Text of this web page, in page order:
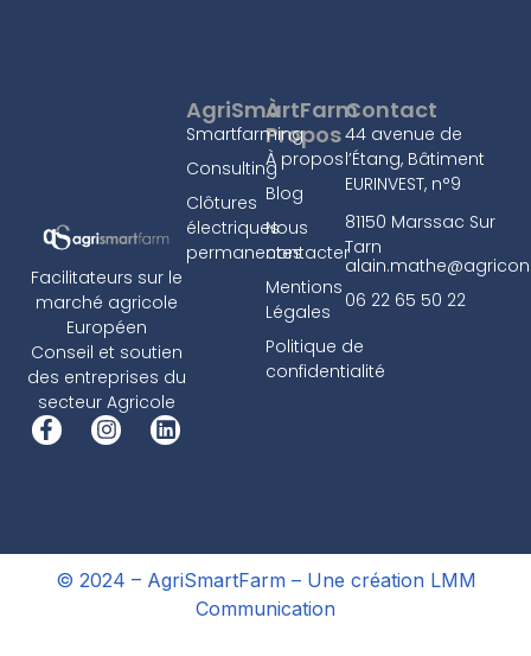
Facilitateurs sur le
marché agricole
Européen
Conseil et soutien
des entreprises du
secteur Agricole
À
Propos
À propos
Blog
Nous
contacter
Mentions
Légales
Politique de
confidentialité
AgriSmartFarm
Smartfarming
Consulting
Clôtures
électriques
permanentes
Contact
44 avenue de
l’Étang, Bâtiment
EURINVEST, n°9
81150 Marssac Sur
Tarn
06 22 65 50 22
© 2024 – AgriSmartFarm –Une création LMM
Communication